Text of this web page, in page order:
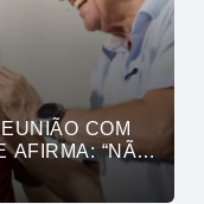
COM
AFIRMA: “NÃO